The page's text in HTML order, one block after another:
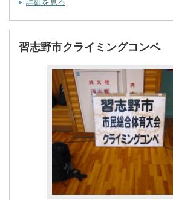
詳細を見る
習志野市クライミングコンペ